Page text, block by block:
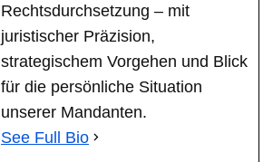
Rechtsdurchsetzung – mit
juristischer Präzision,
strategischem Vorgehen und Blick
für die persönliche Situation
unserer Mandanten.
See Full Bio